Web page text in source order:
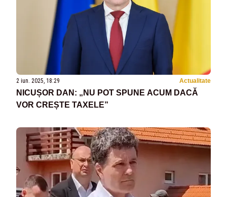
2 iun. 2025, 18:29 Actualitate
NICUȘOR DAN: „NU POT SPUNE ACUM DACĂ
VOR CREȘTE TAXELE”